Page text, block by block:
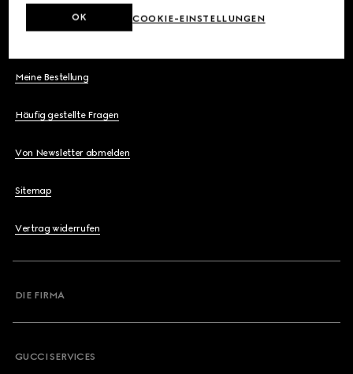
KÖNNEN WIR IHNEN HELFEN?
Meine Bestellung
Häufig gestellte Fragen
Von Newsletter abmelden
Sitemap
Vertrag widerrufen
DIE FIRMA
GUCCI SERVICES
COOKIE-EINSTELLUNGEN
OK